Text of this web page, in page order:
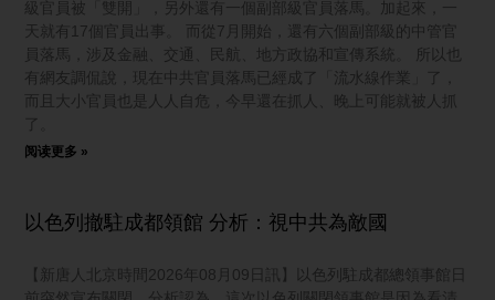
級官員被「雙開」，另外還有一個副部級官員落馬。加起來，一
天就有17個官員出事。 而從7月開始，還有六個副部級的中管官
員落馬，涉及金融、交通、民航、地方政協和宣傳系統。 所以也
有網友調侃說，現在中共官員落馬已經成了「流水線作業」了，
而且大小官員也是人人自危，今早還在抓人、晚上可能就被人抓
了。
阅读更多 »
以色列撤駐成都領館 分析：視中共為敵國
【新唐人北京時間2026年08月09日訊】以色列駐成都總領事館日